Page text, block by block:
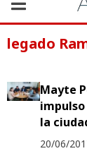
legado
Mayte
la
20/06/